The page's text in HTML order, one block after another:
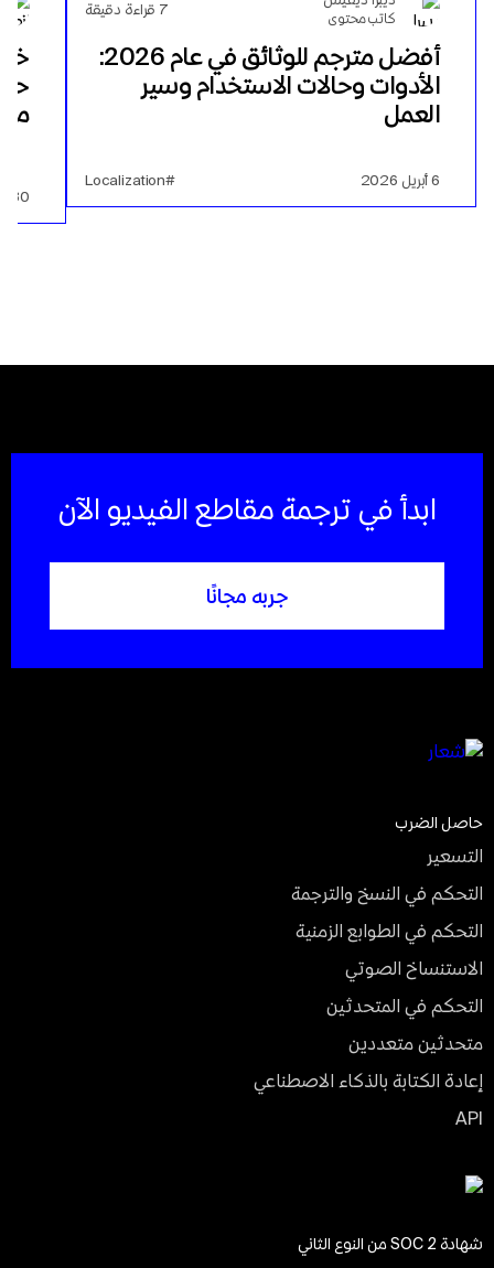
كاتب محتوى
7 قراءة دقيقة
أفضل مترجم للوثائق في عام 2026:
الأدوات وحالات الاستخدام وسير
العمل
6 أبريل 2026 #Localization
30 مايو 2024
ابدأ في ترجمة مقاطع الفيديو الآن
جربه مجانًا
حاصل الضرب
التسعير
التحكم في النسخ والترجمة
التحكم في الطوابع الزمنية
الاستنساخ الصوتي
التحكم في المتحدثين
متحدثين متعددين
إعادة الكتابة بالذكاء الاصطناعي
API
شهادة SOC 2 من النوع الثاني